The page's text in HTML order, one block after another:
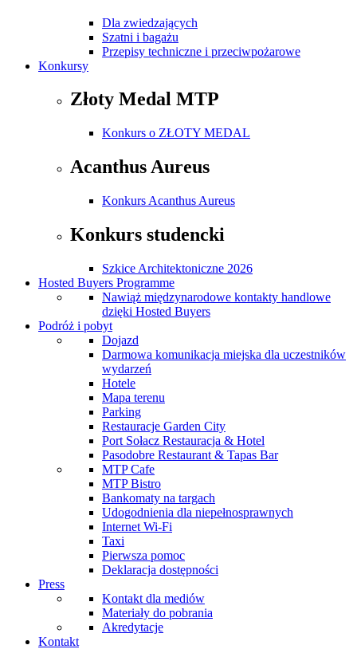
Dla zwiedzających
Szatni i bagażu
Przepisy techniczne i przeciwpożarowe
Konkursy
Złoty Medal MTP
Konkurs o ZŁOTY MEDAL
Acanthus Aureus
Konkurs Acanthus Aureus
Konkurs studencki
Szkice Architektoniczne 2026
Hosted Buyers Programme
Nawiąż międzynarodowe kontakty handlowe
dzięki Hosted Buyers
Podróż i pobyt
Dojazd
Darmowa komunikacja miejska dla uczestników
wydarzeń
Hotele
Mapa terenu
Parking
Restauracje Garden City
Port Sołacz Restauracja & Hotel
Pasodobre Restaurant & Tapas Bar
MTP Cafe
MTP Bistro
Bankomaty na targach
Udogodnienia dla niepełnosprawnych
Internet Wi-Fi
Taxi
Pierwsza pomoc
Deklaracja dostępności
Press
Kontakt dla mediów
Materiały do pobrania
Akredytacje
Kontakt